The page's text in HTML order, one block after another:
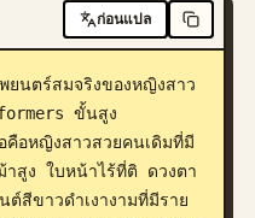
ก่อนแปล
นตร์สมจริงของหญิงสาว
ขั้นสูง
คือหญิงสาวสวยคนเดิมที่มี
สูง ใบหน้าไร้ที่ติ ดวงตา
สีขาวดำเงางามที่มีราย